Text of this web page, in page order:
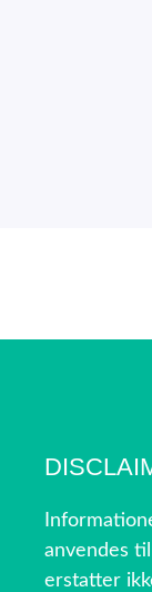
anvendes
erstatter